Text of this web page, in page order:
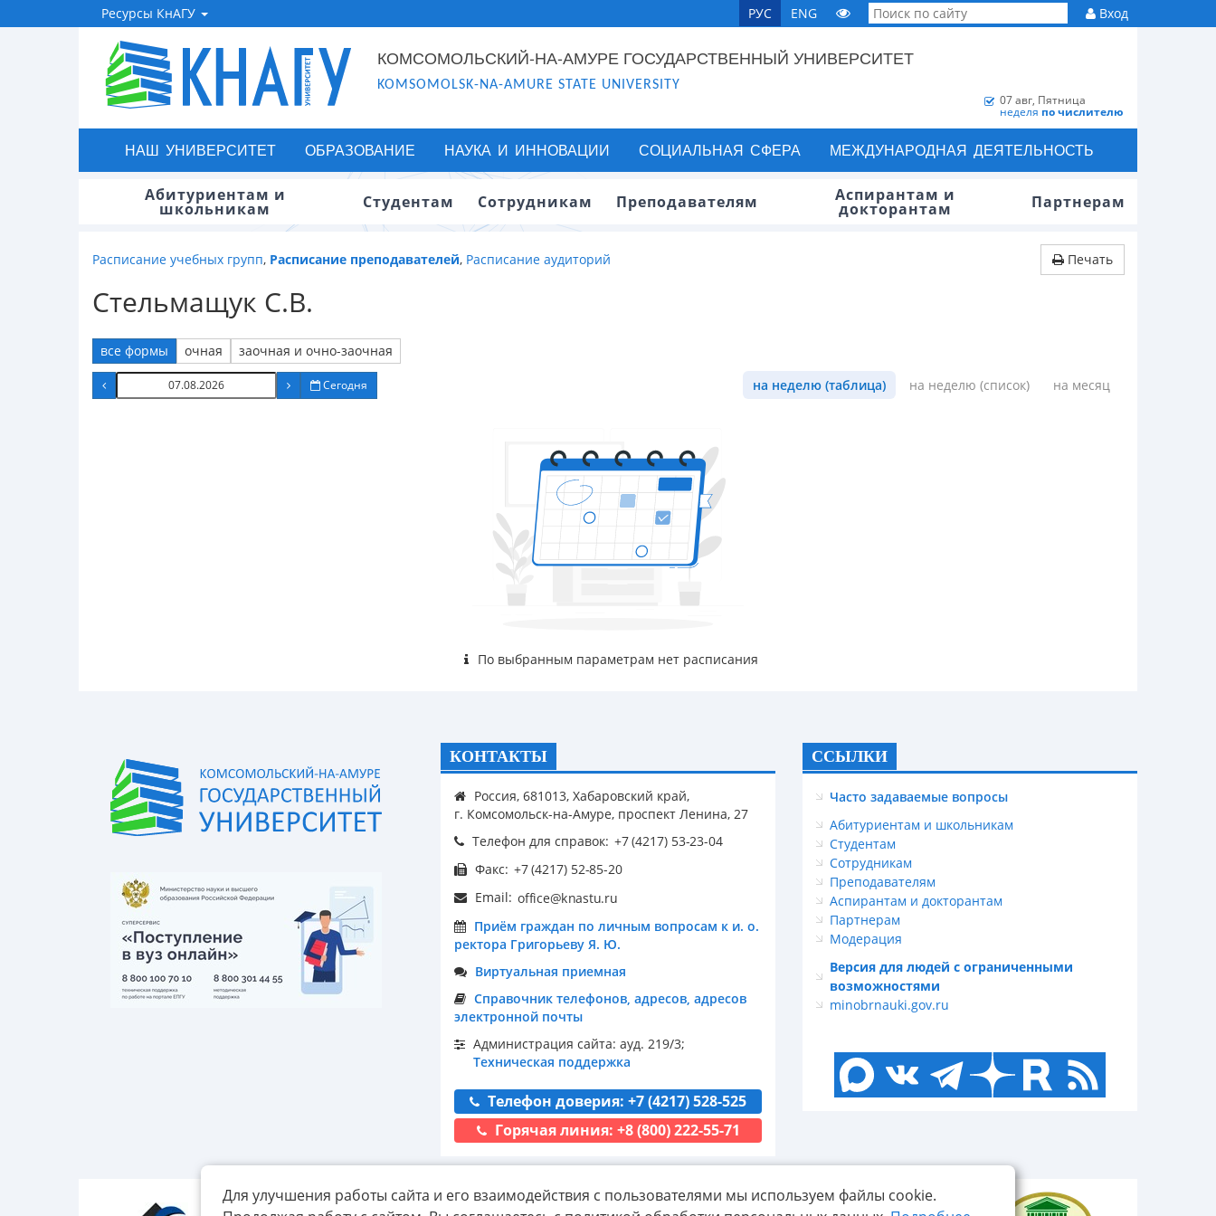
Ресурсы КнАГУ РУС ENG Вход
КОМСОМОЛЬСКИЙ-НА-АМУРЕ ГОСУДАРСТВЕННЫЙ УНИВЕРСИТЕТ
KOMSOMOLSK-NA-AMURE STATE UNIVERSITY
07 авг, Пятница
неделя по числителю
НАШ УНИВЕРСИТЕТ ОБРАЗОВАНИЕ НАУКА И ИННОВАЦИИ СОЦИАЛЬНАЯ СФЕРА МЕЖДУНАРОДНАЯ ДЕЯТЕЛЬНОСТЬ
Абитуриентам и
школьникам Студентам Сотрудникам Преподавателям Аспирантам и
докторантам Партнерам
Расписание учебных групп, Расписание преподавателей, Расписание аудиторий Печать
Стельмащук С.В.
все формы очная заочная и очно-заочная
Сегодня на неделю (таблица) на неделю (список) на месяц
По выбранным параметрам нет расписания
Для улучшения работы сайта и его взаимодействия с пользователями мы используем файлы cookie.
КОНТАКТЫ
Россия, 681013, Хабаровский край,
г. Комсомольск-на-Амуре, проспект Ленина, 27
Телефон для справок:
Факс:
Email:
Приём граждан по личным вопросам к и. о.
ректора Григорьеву Я. Ю.
Виртуальная приемная
Справочник телефонов, адресов, адресов
электронной почты
Администрация сайта: ауд. 219/3;
Техническая поддержка
Телефон доверия: +7 (4217) 528-525
Горячая линия: +8 (800) 222-55-71
ССЫЛКИ
Часто задаваемые вопросы
Абитуриентам и школьникам
Студентам
Сотрудникам
Преподавателям
Аспирантам и докторантам
Партнерам
Модерация
Версия для людей с ограниченными
возможностями
minobrnauki.gov.ru